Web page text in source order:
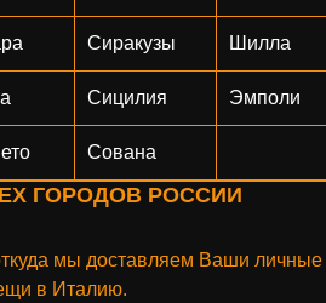
Сиракузы Шилла
Сицилия Эмполи
Сована
ГОРОДОВ РОССИИ
мы доставляем Ваши личные
в Италию.